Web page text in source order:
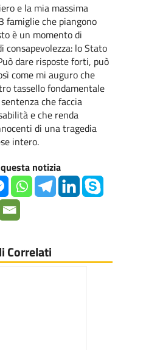
e la mia massima
famiglie che piangono
è un momento di
consapevolezza: lo Stato
dare risposte forti, può
come mi auguro che
tassello fondamentale
che faccia
e che renda
di una tragedia
intero.
notizia
Correlati